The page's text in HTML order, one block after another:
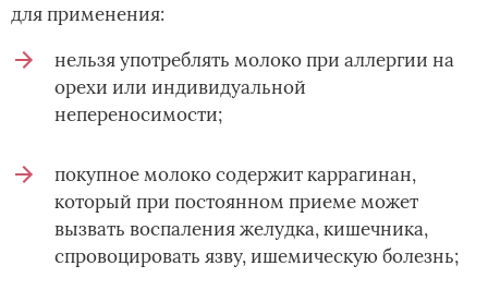
для применения:
нельзя употреблять молоко при аллергии на
орехи или индивидуальной
непереносимости;
покупное молоко содержит каррагинан,
который при постоянном приеме может
вызвать воспаления желудка, кишечника,
спровоцировать язву, ишемическую болезнь;